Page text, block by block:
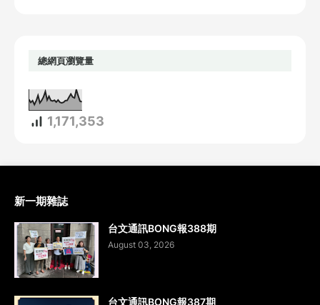
總網頁瀏覽量
1,171,353
新一期雜誌
台文通訊BONG報388期
August 03, 2026
台文通訊BONG報387期